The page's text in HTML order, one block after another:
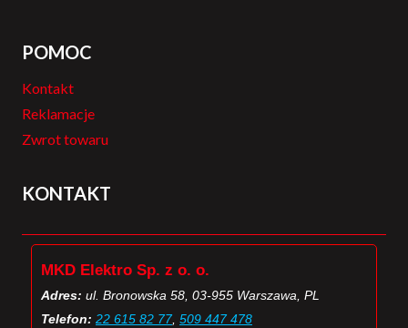
POMOC
Kontakt
Reklamacje
Zwrot towaru
KONTAKT
MKD Elektro Sp. z o. o.
Adres: ul. Bronowska 58, 03-955 Warszawa, PL
Telefon: 22 615 82 77, 509 447 478